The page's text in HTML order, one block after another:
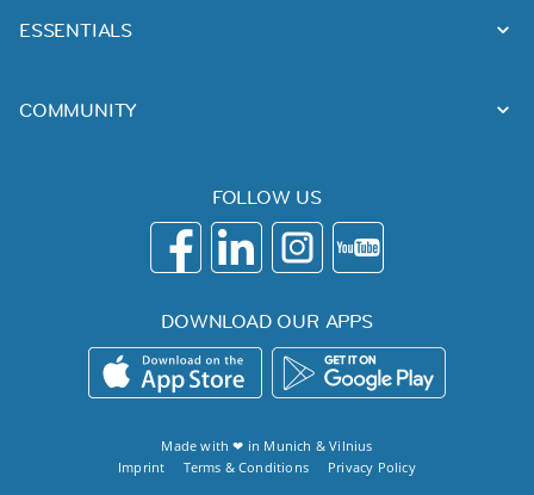
ESSENTIALS
COMMUNITY
FOLLOW US
DOWNLOAD OUR APPS
Made with ❤ in Munich &Vilnius
Imprint
Terms & Conditions Privacy Policy